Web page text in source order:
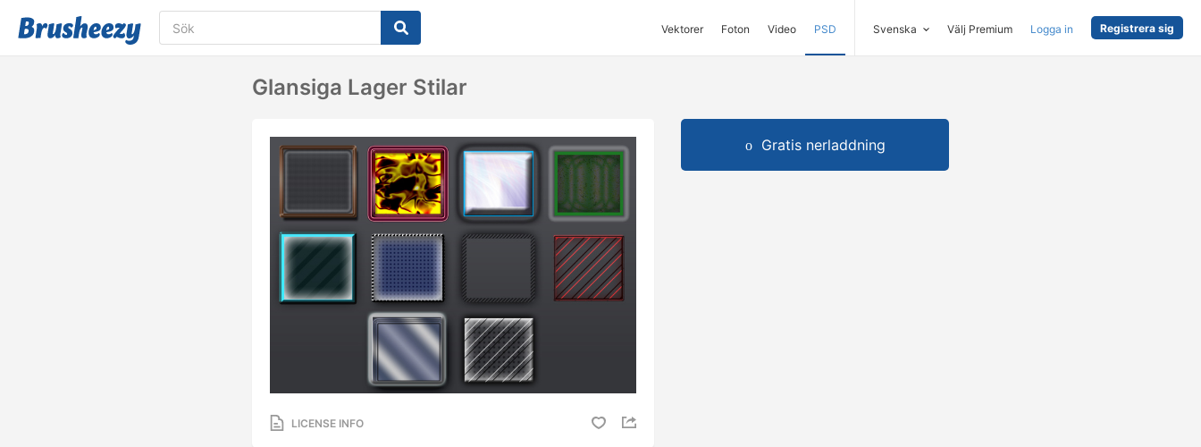
Vektorer Foton Video PSD Svenska Välj Premium Logga in Registrera sig
Glansiga Lager Stilar
LICENSE INFO
Gratis nerladdning